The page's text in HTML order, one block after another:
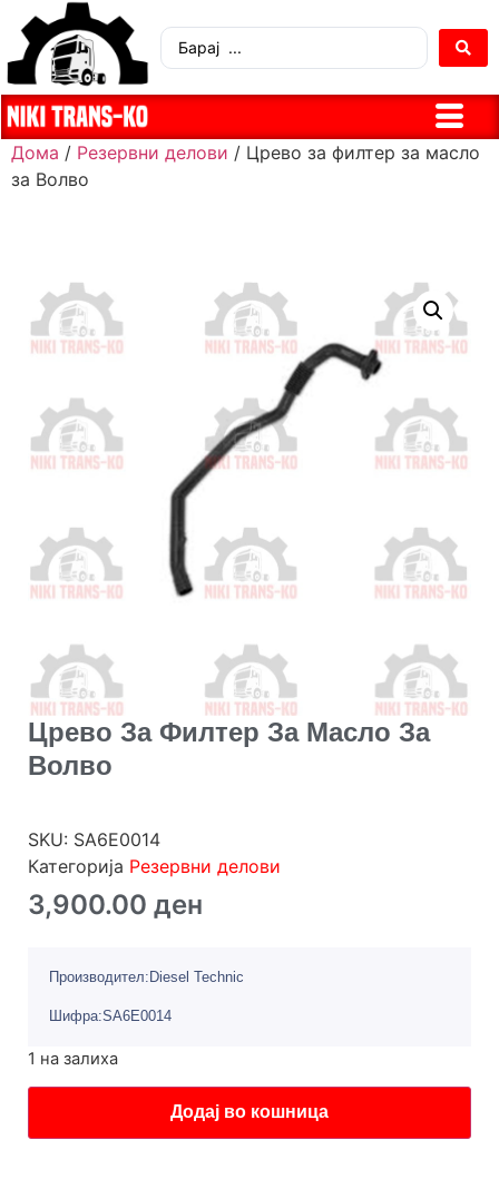
Дома / Резервни делови / Црево за филтер за масло
за Волво
Црево За Филтер За Масло За
Волво
SKU: SA6E0014
Категорија Резервни делови
3,900.00 ден
Производител:Diesel Technic
Шифра:SA6E0014
1 на залиха
Додај во кошница